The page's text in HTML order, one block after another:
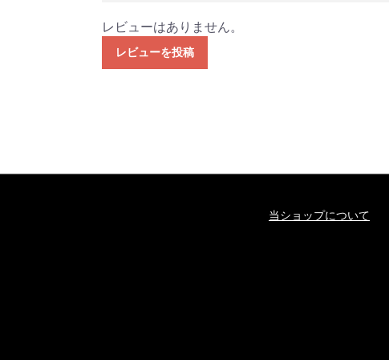
レビューはありません。
レビューを投稿
当ショップについて